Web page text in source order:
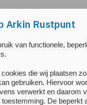
inhoud gaan
Arkin Rustpunt
van functionele,
die wij plaatsen
gebruiken. Hiervoor
verwerkt en daarom
toestemming. De beperkt